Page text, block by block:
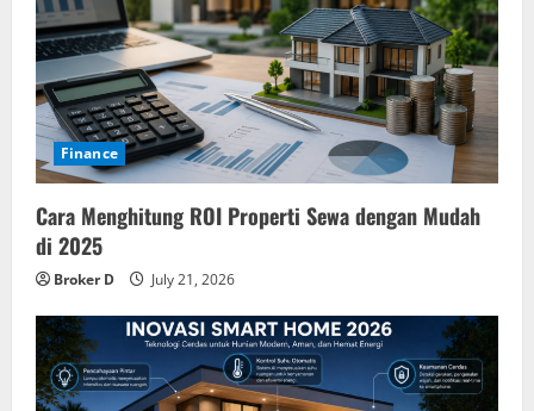
Finance
Cara Menghitung ROI Properti Sewa dengan Mudah
di 2025
Broker D July 21, 2026